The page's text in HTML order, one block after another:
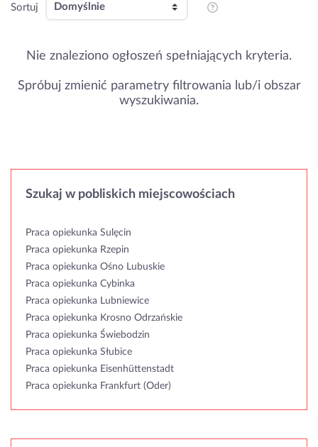
Sortuj
Nie znaleziono ogłoszeń spełniających kryteria.
Spróbuj zmienić parametry filtrowania lub/i obszar
wyszukiwania.
Szukaj w pobliskich miejscowościach
Praca opiekunka Sulęcin
Praca opiekunka Rzepin
Praca opiekunka Ośno Lubuskie
Praca opiekunka Cybinka
Praca opiekunka Lubniewice
Praca opiekunka Krosno Odrzańskie
Praca opiekunka Świebodzin
Praca opiekunka Słubice
Praca opiekunka Eisenhüttenstadt
Praca opiekunka Frankfurt (Oder)